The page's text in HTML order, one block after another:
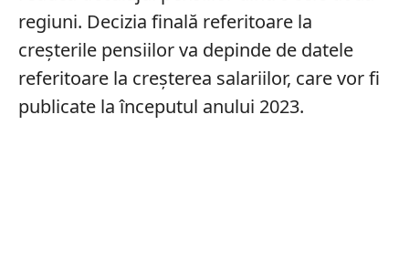
regiuni. Decizia finală referitoare la
creşterile pensiilor va depinde de datele
referitoare la creşterea salariilor, care vor fi
publicate la începutul anului 2023.